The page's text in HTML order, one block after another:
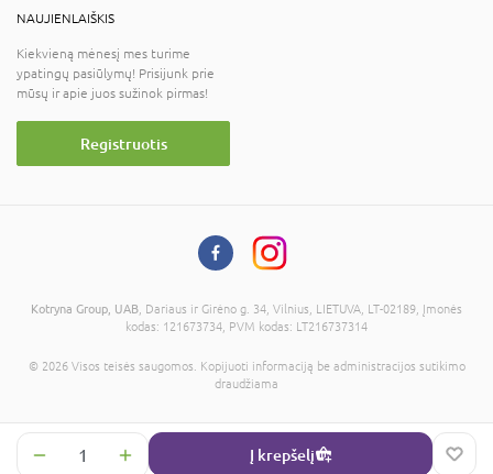
Į krepšelį
NAUJIENLAIŠKIS
Kiekvieną mėnesį mes turime
ypatingų pasiūlymų! Prisijunk prie
mūsų ir apie juos sužinok pirmas!
Registruotis
Kotryna Group, UAB , Dariaus ir Girėno g. 34, Vilnius, LIETUVA, LT-02189, Įmonės
kodas: 121673734, PVM kodas: LT216737314
© 2026 Visos teisės saugomos. Kopijuoti informaciją be administracijos sutikimo
draudžiama